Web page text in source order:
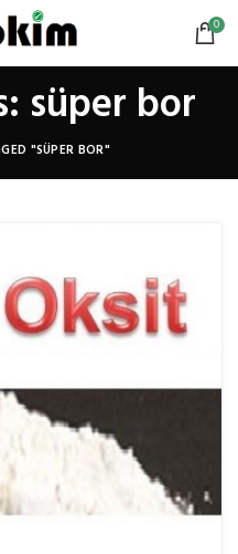
0
süper bor
"SÜPER BOR"